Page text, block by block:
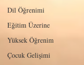
Dil Öğrenimi
Eğitim Üzerine
Yüksek Öğrenim
Çocuk Gelişimi